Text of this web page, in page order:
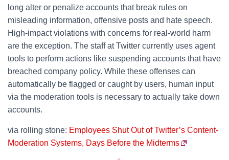
long alter or penalize accounts that break rules on
misleading information, offensive posts and hate speech.
High-impact violations with concerns for real-world harm
are the exception. The staff at Twitter currently uses agent
tools to perform actions like suspending accounts that have
breached company policy. While these offenses can
automatically be flagged or caught by users, human input
via the moderation tools is necessary to actually take down
accounts.
via rolling stone: Employees Shut Out of Twitter’s Content-
Moderation Systems, Days Before the Midterms